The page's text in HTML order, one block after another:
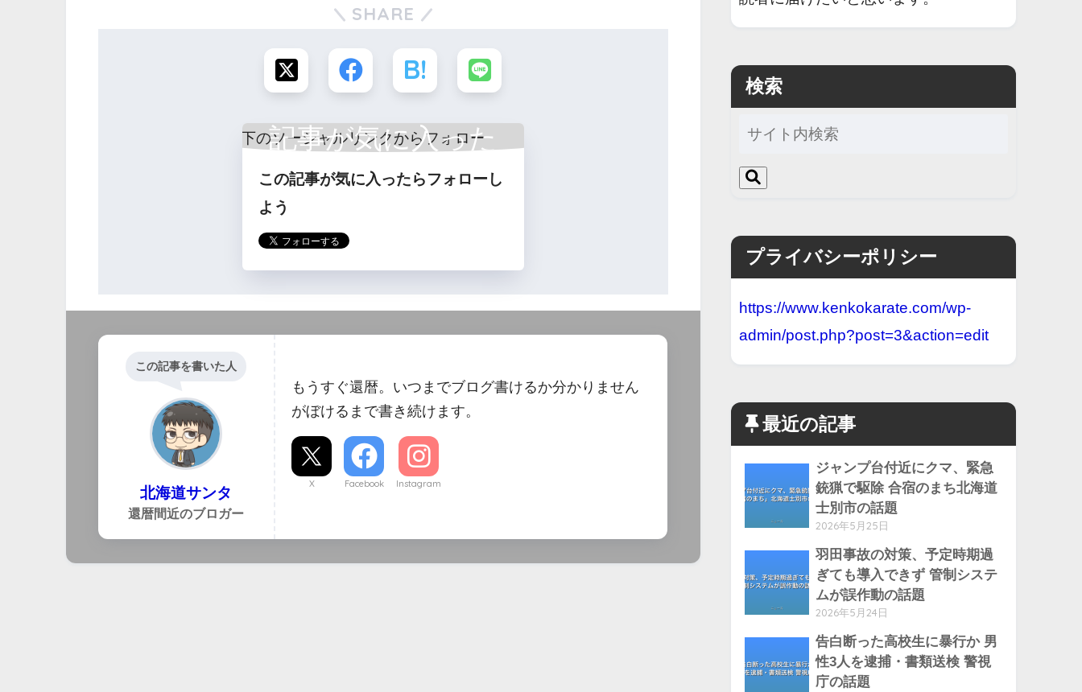
SHARE
記事が気に入った
らフォロー
この記事が気に入ったらフォローし
よう
この記事を書いた人
北海道サンタ
還暦間近のブロガー
もうすぐ還暦。いつまでブログ書けるか分かりません
がぼけるまで書き続けます。
X Facebook Instagram
検索
プライバシーポリシー
https://www.kenkokarate.com/wp-
admin/post.php?post=3&action=edit
最近の記事
ジャンプ台付近にクマ、緊急
銃猟で駆除 合宿のまち北海道
士別市の話題
2026年5月25日
羽田事故の対策、予定時期過
ぎても導入できず 管制システ
ムが誤作動の話題
2026年5月24日
告白断った高校生に暴行か 男
性3人を逮捕・書類送検 警視
庁の話題